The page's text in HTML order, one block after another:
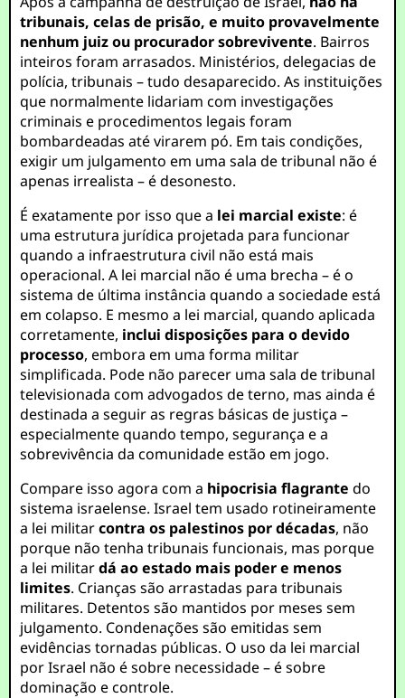
tribunais, celas de prisão, e muito provavelmente
nenhum juiz ou procurador sobrevivente. Bairros
inteiros foram arrasados. Ministérios, delegacias de
polícia, tribunais – tudo desaparecido. As instituições
que normalmente lidariam com investigações
criminais e procedimentos legais foram
bombardeadas até virarem pó. Em tais condições,
exigir um julgamento em uma sala de tribunal não é
apenas irrealista – é desonesto.
É exatamente por isso que a lei marcial existe: é
uma estrutura jurídica projetada para funcionar
quando a infraestrutura civil não está mais
operacional. A lei marcial não é uma brecha – é o
sistema de última instância quando a sociedade está
em colapso. E mesmo a lei marcial, quando aplicada
corretamente, inclui disposições para o devido
processo, embora em uma forma militar
simplificada. Pode não parecer uma sala de tribunal
televisionada com advogados de terno, mas ainda é
destinada a seguir as regras básicas de justiça –
especialmente quando tempo, segurança e a
sobrevivência da comunidade estão em jogo.
Compare isso agora com a hipocrisia flagrante do
sistema israelense. Israel tem usado rotineiramente
a lei militarcontra os palestinos por décadas, não
porque não tenha tribunais funcionais, mas porque
a lei militardá ao estado mais poder e menos
limites. Crianças são arrastadas para tribunais
militares. Detentos são mantidos por meses sem
julgamento. Condenações são emitidas sem
evidências tornadas públicas. O uso da lei marcial
por Israel não é sobre necessidade – é sobre
dominação e controle.